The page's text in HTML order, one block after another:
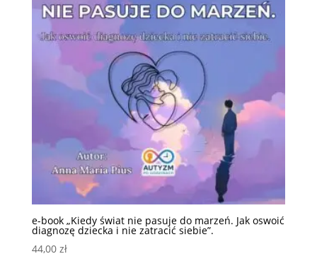
e-book „Kiedy świat nie pasuje do marzeń. Jak oswoić
diagnozę dziecka i nie zatracić siebie”.
44,00 zł